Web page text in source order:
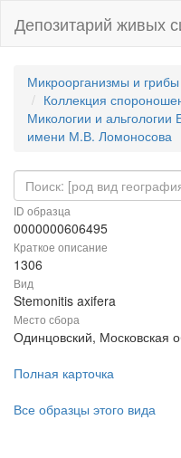
Депозитарий живых
Микроорганизмы и грибы
Коллекция
Микологии и альгологии
имени М.В. Ломоносова
ID образца
0000000606495
Краткое описание
1306
Вид
Stemonitis axifera
Место сбора
Одинцовский, Московская
Полная карточка
Все образцы этого вида